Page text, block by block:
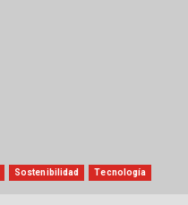
Sostenibilidad Tecnología